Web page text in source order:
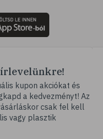
kupon akciókat és
a kedvezményt! Az
csak fel kell
vagy plasztik